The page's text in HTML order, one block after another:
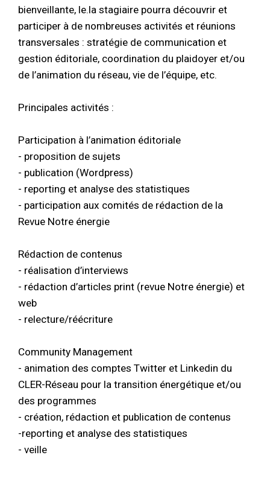
bienveillante, le.la stagiaire pourra découvrir et
participer à de nombreuses activités et réunions
transversales : stratégie de communication et
gestion éditoriale, coordination du plaidoyer et/ou
de l’animation du réseau, vie de l’équipe, etc.
Principales activités :
Participation à l’animation éditoriale
- proposition de sujets
- publication (Wordpress)
- reporting et analyse des statistiques
- participation aux comités de rédaction de la
Revue Notre énergie
Rédaction de contenus
- réalisation d’interviews
- rédaction d’articles print (revue Notre énergie) et
web
- relecture/réécriture
Community Management
- animation des comptes Twitter et Linkedin du
CLER-Réseau pour la transition énergétique et/ou
des programmes
- création, rédaction et publication de contenus
-reporting et analyse des statistiques
- veille